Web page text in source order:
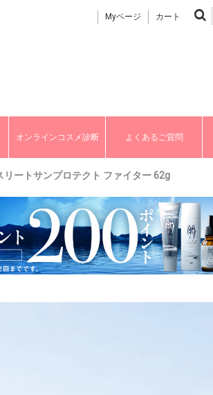
Myページ カート
オンラインコスメ診断 よくあるご質問
リートサンプロテクト ファイター 62g